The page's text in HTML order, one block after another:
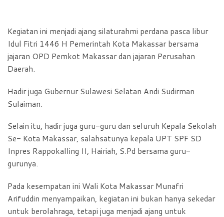
Kegiatan ini menjadi ajang silaturahmi perdana pasca libur
Idul Fitri 1446 H Pemerintah Kota Makassar bersama
jajaran OPD Pemkot Makassar dan jajaran Perusahan
Daerah.
Hadir juga Gubernur Sulawesi Selatan Andi Sudirman
Sulaiman.
Selain itu, hadir juga guru-guru dan seluruh Kepala Sekolah
Se- Kota Makassar, salahsatunya kepala UPT SPF SD
Inpres Rappokalling II, Hairiah, S.Pd bersama guru-
gurunya.
Pada kesempatan ini Wali Kota Makassar Munafri
Arifuddin menyampaikan, kegiatan ini bukan hanya sekedar
untuk berolahraga, tetapi juga menjadi ajang untuk